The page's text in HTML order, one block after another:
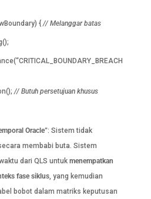
{ // Melanggar batas
// Butuh persetujuan khusus
Oracle”: Sistem tidak
membabi buta. Sistem
dari QLS untuk menempatkan
fase siklus, yang kemudian
bobot dalam matriks keputusan